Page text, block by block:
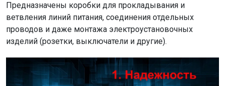
Предназначены коробки для прокладывания и
ветвления линий питания, соединения отдельных
проводов и даже монтажа электроустановочных
изделий (розетки, выключатели и другие).